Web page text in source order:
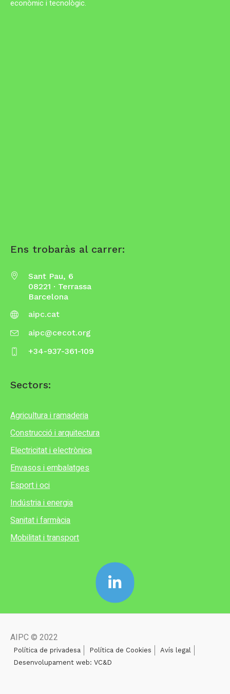
econòmic i tecnològic.
Ens trobaràs al carrer:
Sant Pau, 6
08221 · Terrassa
Barcelona
aipc.cat
aipc@cecot.org
+34-937-361-109
Sectors:
Agricultura i ramaderia
Construcció i arquitectura
Electricitat i electrònica
Envasos i embalatges
Esport i oci
Indústria i energia
Sanitat i farmàcia
Mobilitat i transport
AIPC © 2022
Política de privadesa Política de Cookies
Avís legal
Desenvolupament web: VC&D